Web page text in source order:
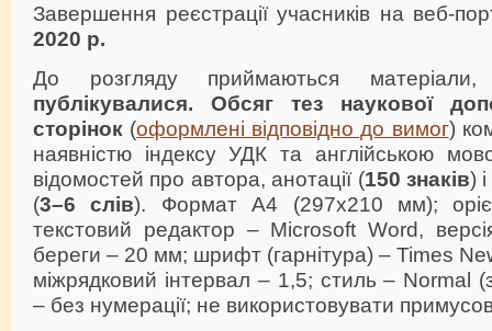
Завершення реєстрації учасників на веб-
2020 р.
До розгляду приймаються
публікувалися. Обсяг тез наукової
сторінок (оформлені відповідно до вимог)
наявністю індексу УДК та англійською
відомостей про автора, анотації (150 знаків)
(3–6 слів). Формат А4 (297х210 мм);
текстовий редактор – Microsoft Word,
береги – 20 мм; шрифт (гарнітура) – Times
міжрядковий інтервал – 1,5; стиль – Normal
– без нумерації; не використовувати